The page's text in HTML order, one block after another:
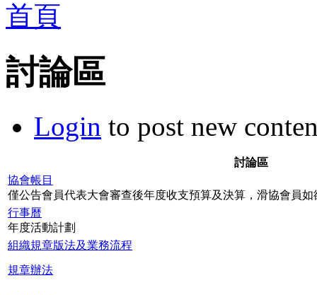
首頁
討論區
Login to post new
討論區
協會帳目
僅公告會員代表大會審查後年度收支預算及決算，滑協會員
行事曆
年度活動計劃
組織規章版法及業務流程
規章辦法